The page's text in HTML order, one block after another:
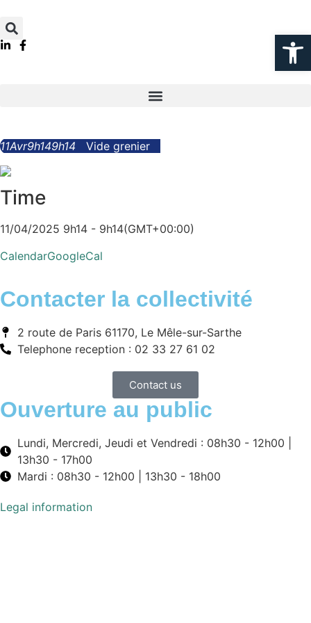
11Avr9h149h14 Vide grenier
Time
11/04/2025 9h14 - 9h14(GMT+00:00)
CalendarGoogleCal
Contacter la collectivité
2 route de Paris 61170, Le Mêle-sur-Sarthe
Telephone reception : 02 33 27 61 02
Contact us
Ouverture au public
Lundi, Mercredi, Jeudi et Vendredi : 08h30 - 12h00 |
13h30 - 17h00
Mardi : 08h30 - 12h00 | 13h30 - 18h00
Legal information
Ouvrir